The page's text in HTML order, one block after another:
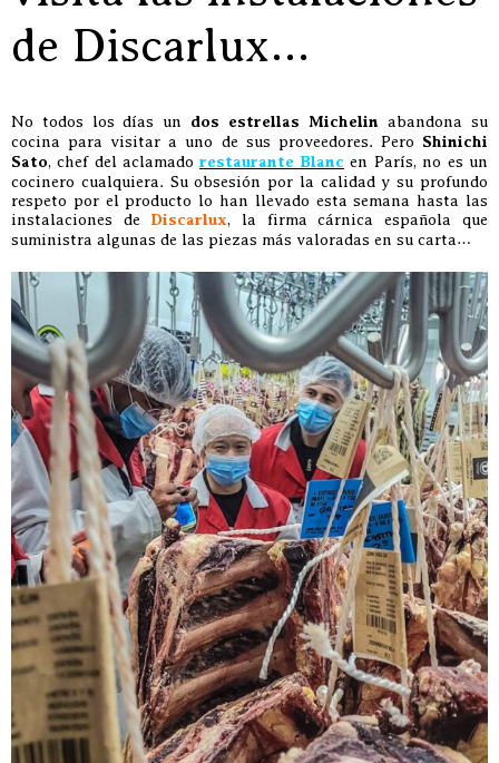
de Discarlux…
No todos los días un dos estrellas Michelin abandona su
cocina para visitar a uno de sus proveedores. Pero Shinichi
Sato, chef del aclamado restaurante Blanc en París, no es un
cocinero cualquiera. Su obsesión por la calidad y su profundo
respeto por el producto lo han llevado esta semana hasta las
instalaciones de Discarlux, la firma cárnica española que
suministra algunas de las piezas más valoradas en su carta…